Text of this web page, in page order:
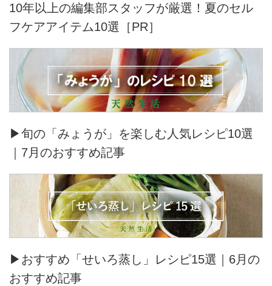
10年以上の編集部スタッフが厳選！夏のセル
フケアアイテム10選［PR］
▶旬の「みょうが」を楽しむ人気レシピ10選
｜7月のおすすめ記事
▶おすすめ「せいろ蒸し」レシピ15選｜6月の
おすすめ記事